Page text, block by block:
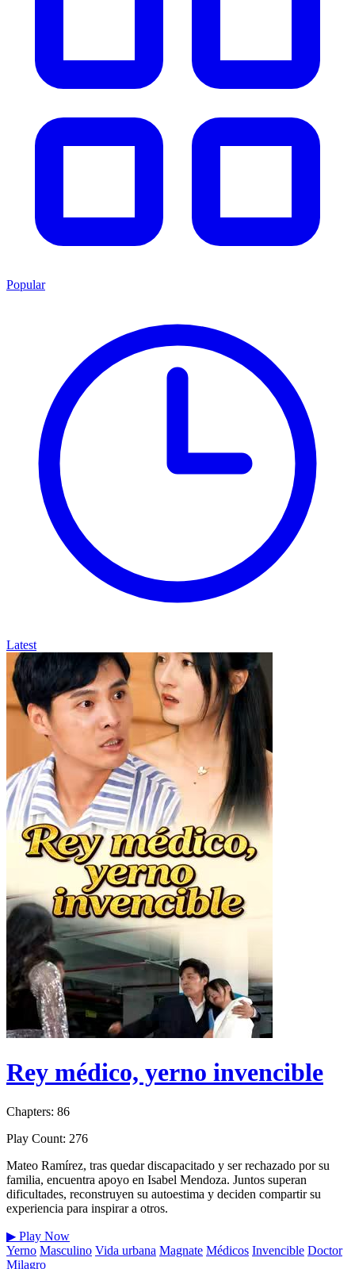
Popular
Latest
Rey médico, yerno invencible
Chapters: 86
Play Count: 276
Mateo Ramírez, tras quedar discapacitado y ser rechazado por su
familia, encuentra apoyo en Isabel Mendoza. Juntos superan
dificultades, reconstruyen su autoestima y deciden compartir su
experiencia para inspirar a otros.
▶ Play Now
Yerno Masculino Vida urbana Magnate Médicos Invencible Doctor
Milagro